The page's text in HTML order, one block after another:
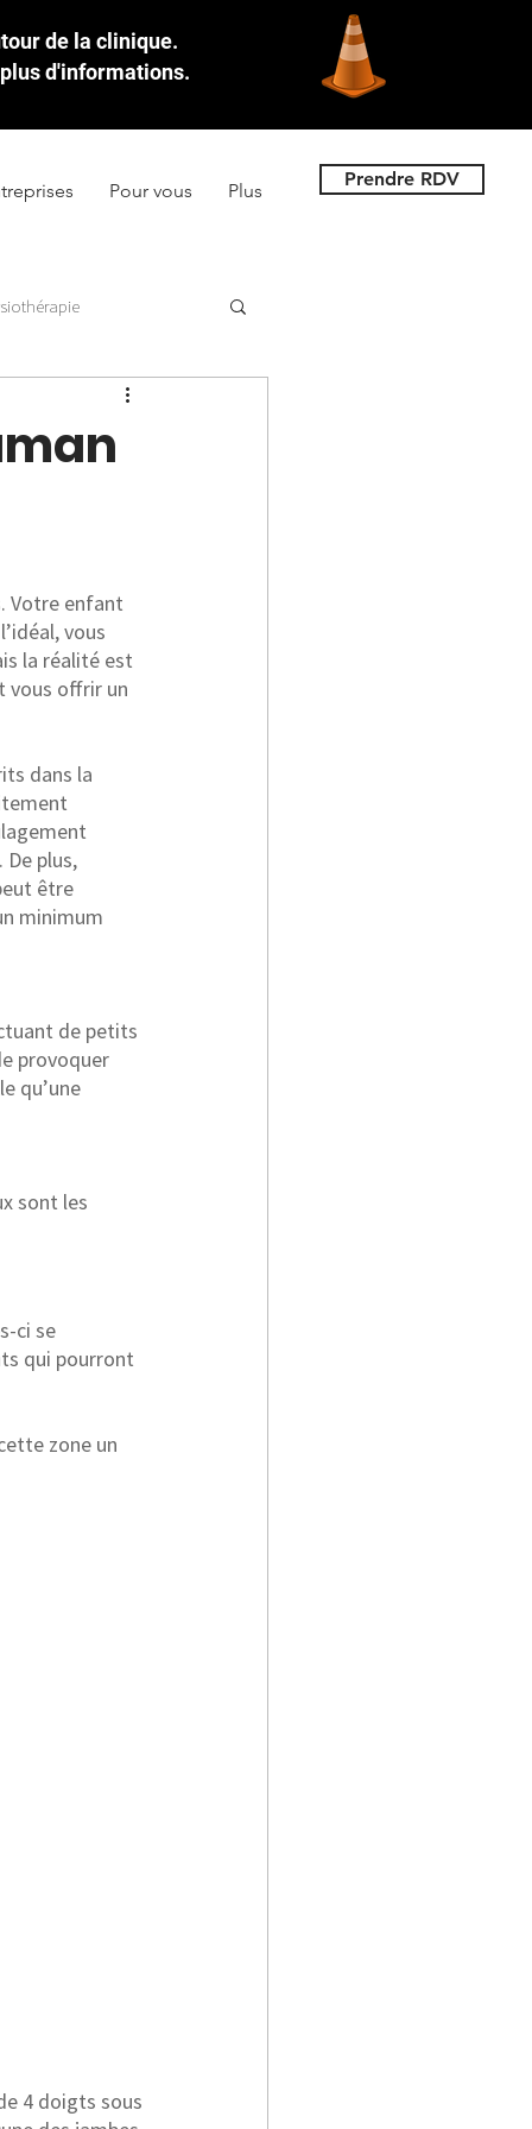
de la clinique.
d'informations.
Pour vous Plus
Prendre RDV
Votre enfant
vous
la réalité est
vous offrir un
dans la
plus,
être
minimum
de petits
provoquer
qu’une
sont les
ci se
qui pourront
zone un
4 doigts sous